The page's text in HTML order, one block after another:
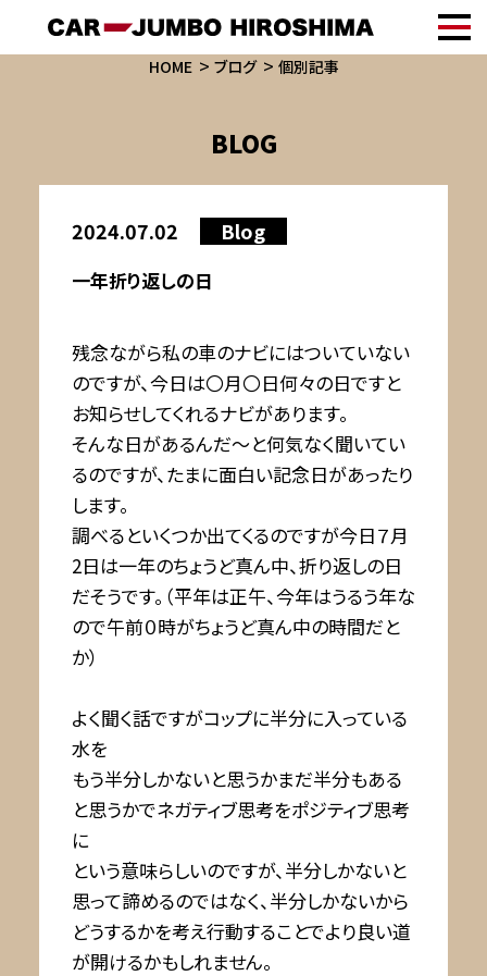
HOME ブログ 個別記事
BLOG
2024.07.02 Blog
一年折り返しの日
残念ながら私の車のナビにはついていない
のですが、今日は〇月〇日何々の日ですと
お知らせしてくれるナビがあります。
そんな日があるんだ～と何気なく聞いてい
るのですが、たまに面白い記念日があったり
します。
調べるといくつか出てくるのですが今日７月
2日は一年のちょうど真ん中、折り返しの日
だそうです。（平年は正午、今年はうるう年な
ので午前０時がちょうど真ん中の時間だと
か）
よく聞く話ですがコップに半分に入っている
水を
もう半分しかないと思うかまだ半分もある
と思うかでネガティブ思考をポジティブ思考
に
という意味らしいのですが、半分しかないと
思って諦めるのではなく、半分しかないから
どうするかを考え行動することでより良い道
が開けるかもしれません。